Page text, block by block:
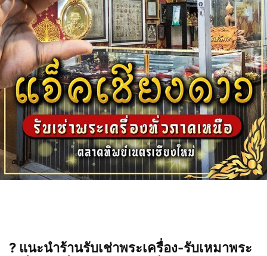
? แนะนำร้านรับเช่าพระเครื่อง-รับเหมาพระ